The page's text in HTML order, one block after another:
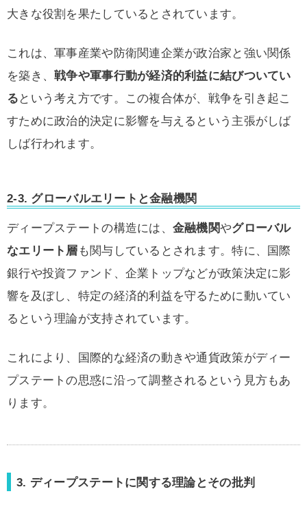
大きな役割を果たしているとされています。
これは、軍事産業や防衛関連企業が政治家と強い関係
を築き、戦争や軍事行動が経済的利益に結びついてい
る という考え方です。この複合体が、戦争を引き起こ
すために政治的決定に影響を与えるという主張がしば
しば行われます。
2-3. グローバルエリートと金融機関
ディープステートの構造には、 金融機関やグローバル
なエリート層 も関与しているとされます。特に、国際
銀行や投資ファンド、企業トップなどが政策決定に影
響を及ぼし、特定の経済的利益を守るために動いてい
るという理論が支持されています。
これにより、国際的な経済の動きや通貨政策がディー
プステートの思惑に沿って調整されるという見方もあ
ります。
3. ディープステートに関する理論とその批判